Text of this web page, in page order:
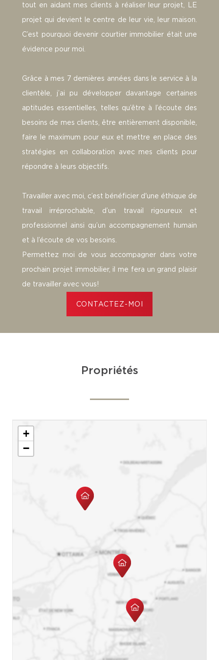
tout en aidant mes clients à réaliser leur projet, LE
projet qui devient le centre de leur vie, leur maison.
C’est pourquoi devenir courtier immobilier était une
évidence pour moi.
Grâce à mes 7 dernières années dans le service à la
clientèle, j’ai pu développer davantage certaines
aptitudes essentielles, telles qu’être à l’écoute des
besoins de mes clients, être entièrement disponible,
faire le maximum pour eux et mettre en place des
stratégies en collaboration avec mes clients pour
répondre à leurs objectifs.
Travailler avec moi, c’est bénéficier d'une éthique de
travail irréprochable, d’un travail rigoureux et
professionnel ainsi qu’un accompagnement humain
et à l’écoute de vos besoins.
Permettez moi de vous accompagner dans votre
prochain projet immobilier, il me fera un grand plaisir
de travailler avec vous!
CONTACTEZ-MOI
Propriétés
+
−